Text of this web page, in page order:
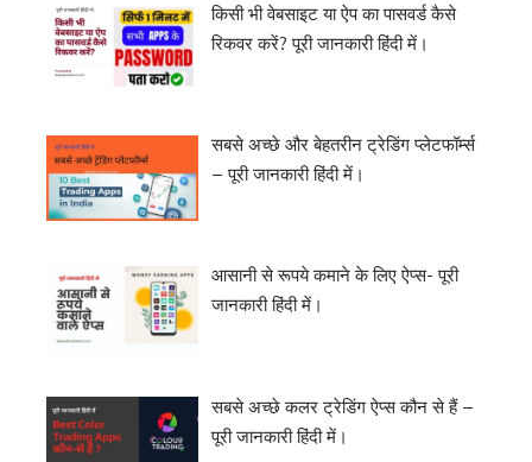
किसी भी वेबसाइट या ऐप का पासवर्ड कैसे
रिकवर करें? पूरी जानकारी हिंदी में।
सबसे अच्छे और बेहतरीन ट्रेडिंग प्लेटफॉर्म्स
– पूरी जानकारी हिंदी में।
आसानी से रूपये कमाने के लिए ऐप्स- पूरी
जानकारी हिंदी में।
सबसे अच्छे कलर ट्रेडिंग ऐप्स कौन से हैं –
पूरी जानकारी हिंदी में।